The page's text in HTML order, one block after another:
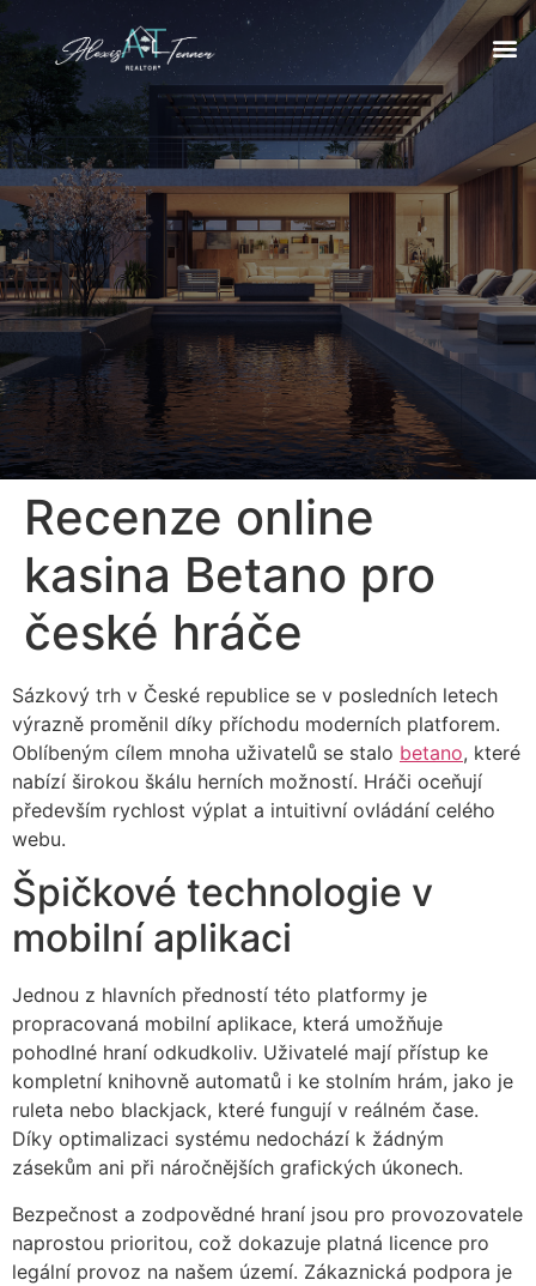
Recenze online
kasina Betano pro
české hráče
Sázkový trh v České republice se v posledních letech
výrazně proměnil díky příchodu moderních platforem.
Oblíbeným cílem mnoha uživatelů se stalo betano, které
nabízí širokou škálu herních možností. Hráči oceňují
především rychlost výplat a intuitivní ovládání celého
webu.
Špičkové technologie v
mobilní aplikaci
Jednou z hlavních předností této platformy je
propracovaná mobilní aplikace, která umožňuje
pohodlné hraní odkudkoliv. Uživatelé mají přístup ke
kompletní knihovně automatů i ke stolním hrám, jako je
ruleta nebo blackjack, které fungují v reálném čase.
Díky optimalizaci systému nedochází k žádným
zásekům ani při náročnějších grafických úkonech.
Bezpečnost a zodpovědné hraní jsou pro provozovatele
naprostou prioritou, což dokazuje platná licence pro
legální provoz na našem území. Zákaznická podpora je